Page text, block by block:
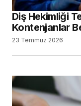
Diş Hekimliği
Kontenjanlar
23 Temmuz 2026